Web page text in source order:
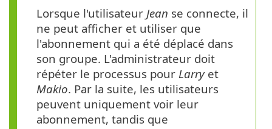
Lorsque l'utilisateur Jean se connecte, il
ne peut afficher et utiliser que
l'abonnement qui a été déplacé dans
son groupe. L'administrateur doit
répéter le processus pour Larryet
Makio. Par la suite, les utilisateurs
peuvent uniquement voir leur
abonnement, tandis que